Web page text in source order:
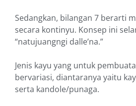
Sedangkan, bilangan 7 berarti
secara kontinyu. Konsep ini
“natujuangngi dalle’na.”
Jenis kayu yang untuk
bervariasi, diantaranya yaitu
serta kandole/punaga.